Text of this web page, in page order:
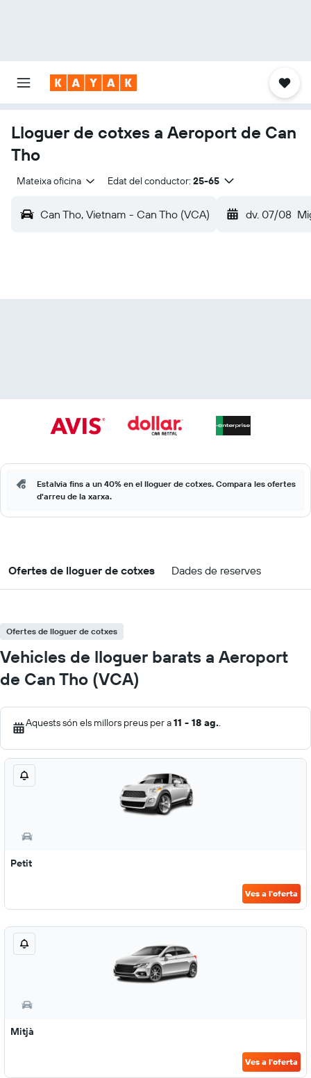
Lloguer de cotxes a Aeroport de Can
Tho
Mateixa oficina Edat del conductor: 25-65
Can Tho, Vietnam - Can Tho (VCA) dv. 07/08
Estalvia fins a un 40% en el lloguer de cotxes. Compara les ofertes
d'arreu de la xarxa.
Ofertes de lloguer de cotxes Dades de reserves
Ofertes de lloguer de cotxes
Vehicles de lloguer barats a Aeroport
de Can Tho (VCA)
Aquests són els millors preus per a11 - 18 ag..
Petit
Ves a l'oferta
Mitjà
Ves a l'oferta